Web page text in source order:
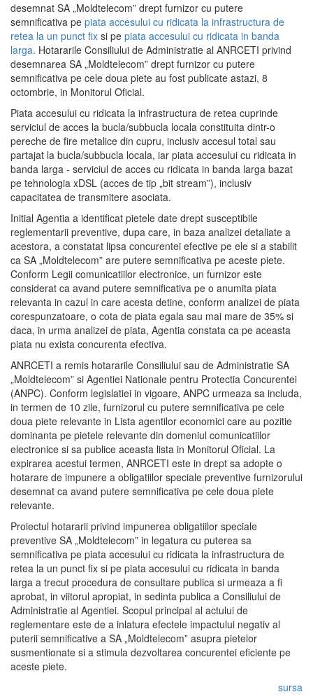
desemnat SA „Moldtelecom” drept furnizor cu putere
semnificativa pe piata accesului cu ridicata la infrastructura de
retea la un punct fix si pe piata accesului cu ridicata in banda
larga. Hotararile Consiliului de Administratie al ANRCETI privind
desemnarea SA „Moldtelecom” drept furnizor cu putere
semnificativa pe cele doua piete au fost publicate astazi, 8
octombrie, in Monitorul Oficial.
Piata accesului cu ridicata la infrastructura de retea cuprinde
serviciul de acces la bucla/subbucla locala constituita dintr-o
pereche de fire metalice din cupru, inclusiv accesul total sau
partajat la bucla/subbucla locala, iar piata accesului cu ridicata in
banda larga - serviciul de acces cu ridicata in banda larga bazat
pe tehnologia xDSL (acces de tip „bit stream”), inclusiv
capacitatea de transmitere asociata.
Initial Agentia a identificat pietele date drept susceptibile
reglementarii preventive, dupa care, in baza analizei detaliate a
acestora, a constatat lipsa concurentei efective pe ele si a stabilit
ca SA „Moldtelecom” are putere semnificativa pe aceste piete.
Conform Legii comunicatiilor electronice, un furnizor este
considerat ca avand putere semnificativa pe o anumita piata
relevanta in cazul in care acesta detine, conform analizei de piata
corespunzatoare, o cota de piata egala sau mai mare de 35% si
daca, in urma analizei de piata, Agentia constata ca pe aceasta
piata nu exista concurenta efectiva.
ANRCETI a remis hotararile Consiliului sau de Administratie SA
„Moldtelecom” si Agentiei Nationale pentru Protectia Concurentei
(ANPC). Conform legislatiei in vigoare, ANPC urmeaza sa includa,
in termen de 10 zile, furnizorul cu putere semnificativa pe cele
doua piete relevante in Lista agentilor economici care au pozitie
dominanta pe pietele relevante din domeniul comunicatiilor
electronice si sa publice aceasta lista in Monitorul Oficial. La
expirarea acestui termen, ANRCETI este in drept sa adopte o
hotarare de impunere a obligatiilor speciale preventive furnizorului
desemnat ca avand putere semnificativa pe cele doua piete
relevante.
Proiectul hotararii privind impunerea obligatiilor speciale
preventive SA „Moldtelecom” in legatura cu puterea sa
semnificativa pe piata accesului cu ridicata la infrastructura de
retea la un punct fix si pe piata accesului cu ridicata in banda
larga a trecut procedura de consultare publica si urmeaza a fi
aprobat, in viitorul apropiat, in sedinta publica a Consiliului de
Administratie al Agentiei. Scopul principal al actului de
reglementare este de a inlatura efectele impactului negativ al
puterii semnificative a SA „Moldtelecom” asupra pietelor
susmentionate si a stimula dezvoltarea concurentei eficiente pe
aceste piete.
sursa